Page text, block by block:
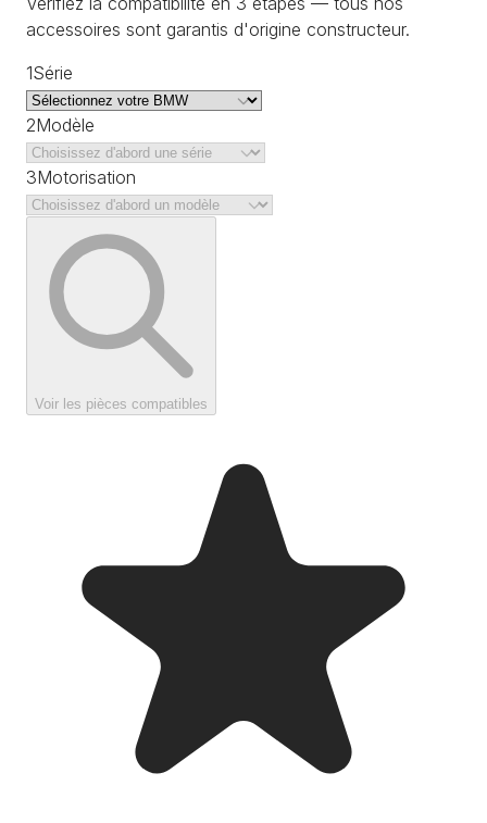
accessoires sont garantis d'origine constructeur.
1Série
2Modèle
3Motorisation
Voir les pièces compatibles